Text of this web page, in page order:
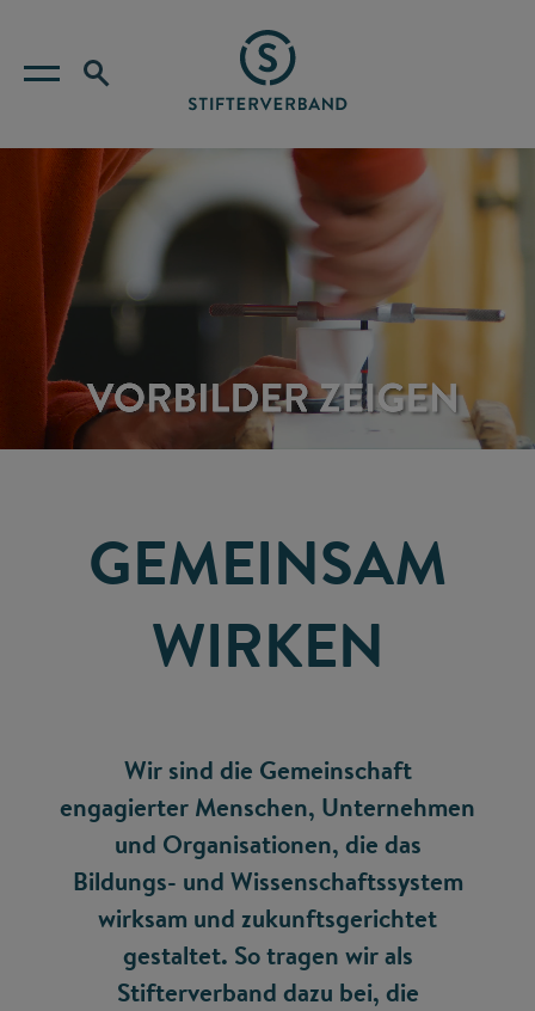
GEMEINSAM
WIRKEN
Wir sind die Gemeinschaft
engagierter Menschen, Unternehmen
und Organisationen, die das
Bildungs- und Wissenschaftssystem
wirksam und zukunftsgerichtet
gestaltet. So tragen wir als
Stifterverband dazu bei, die